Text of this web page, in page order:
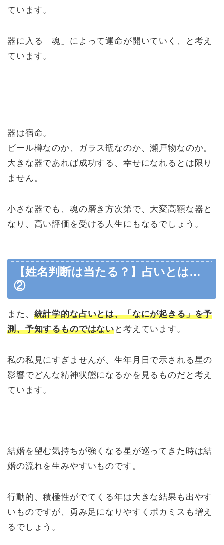
ています。
器に入る「魂」によって運命が開いていく、と考え
ています。
器は宿命。
ビール樽なのか、ガラス瓶なのか、瀬戸物なのか。
大きな器であれば成功する、幸せになれるとは限り
ません。
小さな器でも、魂の磨き方次第で、大変高額な器と
なり、高い評価を受ける人生にもなるでしょう。
【姓名判断は当たる？】占いとは…
②
また、 統計学的な占いとは、「なにが起きる」を予
測、予知するものではないと考えています。
私の私見にすぎませんが、生年月日で示される星の
影響でどんな精神状態になるかを見るものだと考え
ています。
結婚を望む気持ちが強くなる星が巡ってきた時は結
婚の流れを生みやすいものです。
行動的、積極性がでてくる年は大きな結果も出やす
いものですが、勇み足になりやすくポカミスも増え
るでしょう。